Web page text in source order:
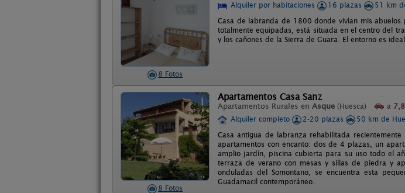
8 Fotos
Alquiler por habitaciones
16 plazas
51 km
Casa de labranda de 1800 donde vivían mis abuelos
totalmente equipadas, está situada en el centro del
y los cañones de la Sierra de Guara. El entorno es
8 Fotos
Apartamentos Casa Sanz
Apartamentos Rurales en Asque (Huesca) a
Alquiler completo
2-20 plazas
50 km de
Casa antigua de labranza rehabilitada
apartamentos con encanto: dos de 4 plazas, un
amplio jardín, piscina cubierta para su uso todo el
terraza de verano con mesas y sillas de piedra y
onduladas del Somontano, se encuentra esta
Guadamacil contemporáneo.